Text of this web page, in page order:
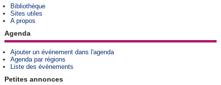
Bibliothèque
Sites utiles
A propos
Agenda
Ajouter un événement dans l'agenda
Agenda par régions
Liste des événements
Petites annonces